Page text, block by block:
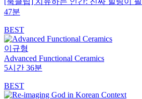
47분
BEST
이규형
Advanced Functional Ceramics
5시간 36분
BEST